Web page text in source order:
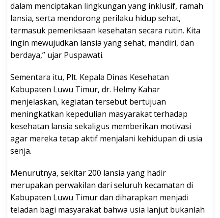
dalam menciptakan lingkungan yang inklusif, ramah
lansia, serta mendorong perilaku hidup sehat,
termasuk pemeriksaan kesehatan secara rutin. Kita
ingin mewujudkan lansia yang sehat, mandiri, dan
berdaya,” ujar Puspawati.
Sementara itu, Plt. Kepala Dinas Kesehatan
Kabupaten Luwu Timur, dr. Helmy Kahar
menjelaskan, kegiatan tersebut bertujuan
meningkatkan kepedulian masyarakat terhadap
kesehatan lansia sekaligus memberikan motivasi
agar mereka tetap aktif menjalani kehidupan di usia
senja.
Menurutnya, sekitar 200 lansia yang hadir
merupakan perwakilan dari seluruh kecamatan di
Kabupaten Luwu Timur dan diharapkan menjadi
teladan bagi masyarakat bahwa usia lanjut bukanlah